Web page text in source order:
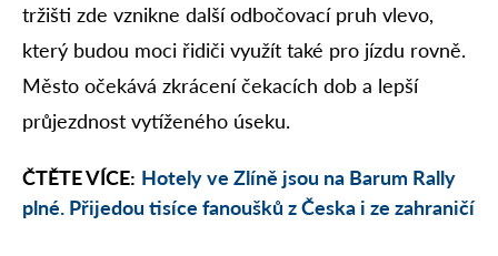
tržišti zde vznikne další odbočovací pruh vlevo,
který budou moci řidiči využít také pro jízdu rovně.
Město očekává zkrácení čekacích dob a lepší
průjezdnost vytíženého úseku.
ČTĚTE VÍCE: Hotely ve Zlíně jsou na Barum Rally
plné. Přijedou tisíce fanoušků z Česka i ze zahraničí